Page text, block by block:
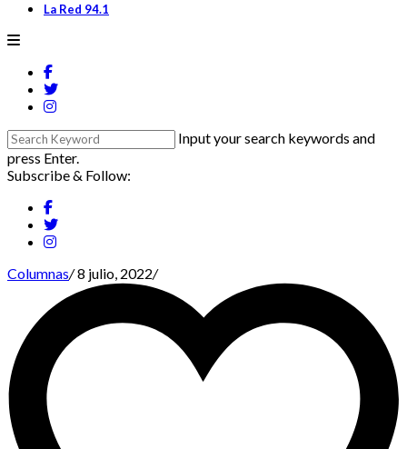
La Red 94.1
Input your search keywords and
press Enter.
Subscribe & Follow:
Columnas/8 julio, 2022/